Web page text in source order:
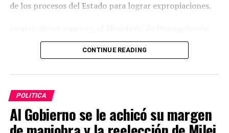
de los procesos del Estado para lograr expropiaciones.
había sumado el capítulo de Tierras y Manejo del Fuego,
dos cambios estructurales en las leyes vigentes que
habló con Javier Milei a solas, como suele hacerlo en
cada una de sus ideas, que en general fascinan al
Presidente. Esta no fue la excepción y por eso terminó
en la agenda de prioridades que la Rosada decidió
mandar al Congreso en marzo.
CONTINUE READING
POLITICA
Al Gobierno se le achicó su margen